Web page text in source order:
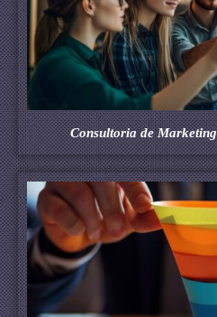
Consultoria de